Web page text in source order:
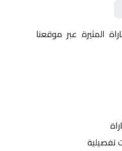
المثيرة عبر موقعنا
تفصيلية